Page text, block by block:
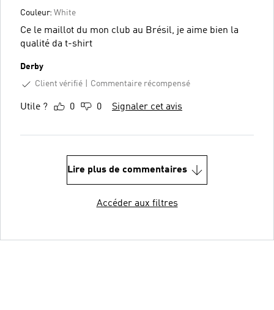
Couleur: White
Ce le maillot du mon club au Brésil, je aime bien la
qualité da t-shirt
Derby
Client vérifié
Commentaire récompensé
Utile ? 0 0 Signaler cet avis
Lire plus de commentaires
Accéder aux filtres